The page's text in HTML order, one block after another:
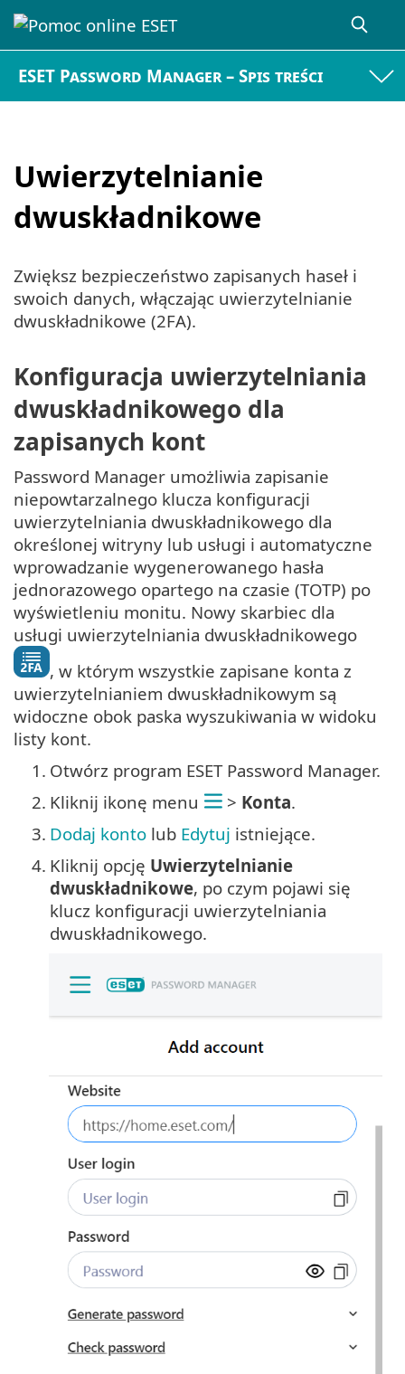
ESET Password Manager – Spis treści
Uwierzytelnianie
dwuskładnikowe
Zwiększ bezpieczeństwo zapisanych haseł i
swoich danych, włączając uwierzytelnianie
dwuskładnikowe (2FA).
Konfiguracja uwierzytelniania
dwuskładnikowego dla
zapisanych kont
Password Manager umożliwia zapisanie
niepowtarzalnego klucza konfiguracji
uwierzytelniania dwuskładnikowego dla
określonej witryny lub usługi i automatyczne
wprowadzanie wygenerowanego hasła
jednorazowego opartego na czasie (TOTP) po
wyświetleniu monitu. Nowy skarbiec dla
usługi uwierzytelniania dwuskładnikowego
, w którym wszystkie zapisane konta z
uwierzytelnianiem dwuskładnikowym są
widoczne obok paska wyszukiwania w widoku
listy kont.
1. Otwórz program ESET Password Manager.
2. Kliknij ikonę menu > Konta.
3. Dodaj konto lub Edytuj istniejące.
4. Kliknij opcję Uwierzytelnianie
dwuskładnikowe, po czym pojawi się
klucz konfiguracji uwierzytelniania
dwuskładnikowego.